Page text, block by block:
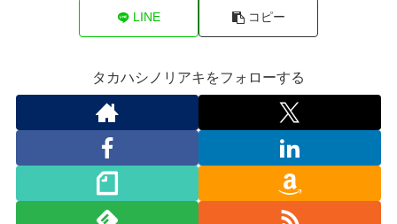
LINE コピー
タカハシノリアキをフォローする